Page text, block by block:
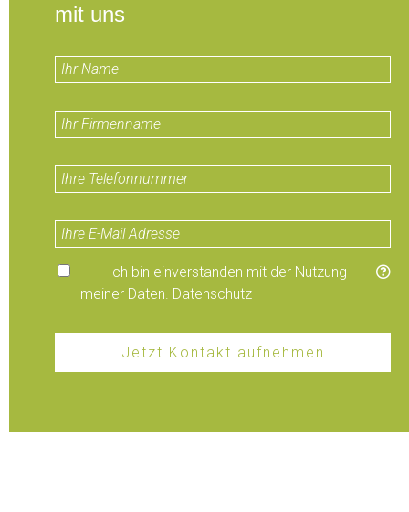
mit uns
Ich bin einverstanden mit der Nutzung
meiner Daten. Datenschutz